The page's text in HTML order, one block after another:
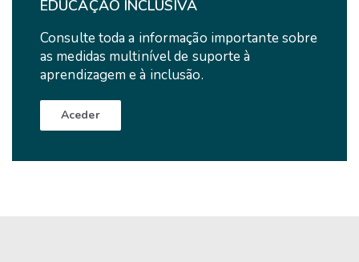
EDUCAÇÃO INCLUSIVA
Consulte toda a informação importante sobre
as medidas multinível de suporte à
aprendizagem e à inclusão.
Aceder